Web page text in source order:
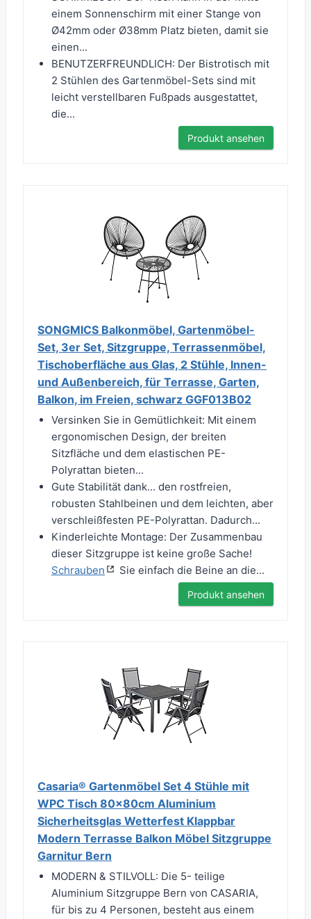
einem Sonnenschirm mit einer Stange von
Ø42mm oder Ø38mm Platz bieten, damit sie
einen...
BENUTZERFREUNDLICH: Der Bistrotisch mit
2 Stühlen des Gartenmöbel-Sets sind mit
leicht verstellbaren Fußpads ausgestattet,
die...
Produkt ansehen
SONGMICS Balkonmöbel, Gartenmöbel-
Set, 3er Set, Sitzgruppe, Terrassenmöbel,
Tischoberfläche aus Glas, 2 Stühle, Innen-
und Außenbereich, für Terrasse, Garten,
Balkon, im Freien, schwarz GGF013B02
Versinken Sie in Gemütlichkeit: Mit einem
ergonomischen Design, der breiten
Sitzfläche und dem elastischen PE-
Polyrattan bieten...
Gute Stabilität dank... den rostfreien,
robusten Stahlbeinen und dem leichten, aber
verschleißfesten PE-Polyrattan. Dadurch...
Kinderleichte Montage: Der Zusammenbau
dieser Sitzgruppe ist keine große Sache!
Schrauben
Sie einfach die Beine an die...
Produkt ansehen
Casaria® Gartenmöbel Set 4 Stühle mit
WPC Tisch 80x80cm Aluminium
Sicherheitsglas Wetterfest Klappbar
Modern Terrasse Balkon Möbel Sitzgruppe
Garnitur Bern
MODERN & STILVOLL: Die 5- teilige
Aluminium Sitzgruppe Bern von CASARIA,
für bis zu 4 Personen, besteht aus einem